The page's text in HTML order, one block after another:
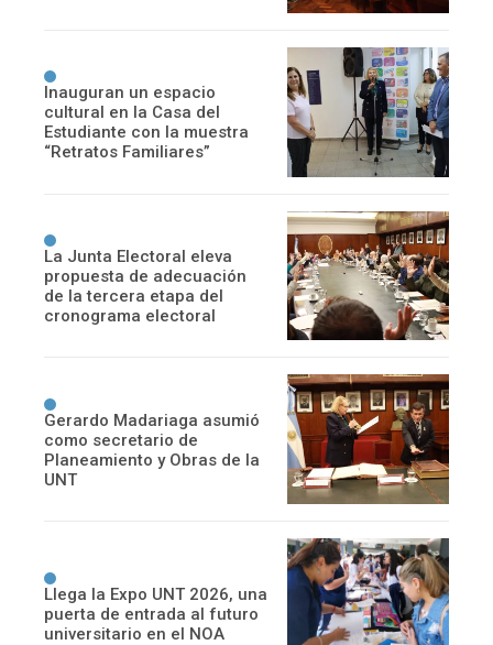
Inauguran un espacio
cultural en la Casa del
Estudiante con la muestra
“Retratos Familiares”
La Junta Electoral eleva
propuesta de adecuación
de la tercera etapa del
cronograma electoral
Gerardo Madariaga asumió
como secretario de
Planeamiento y Obras de la
UNT
Llega la Expo UNT 2026, una
puerta de entrada al futuro
universitario en el NOA